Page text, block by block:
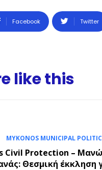
Facebook Twitter
like this
MYKONOS MUNICIPAL
Civil Protection –
Θεσμική έκκληση